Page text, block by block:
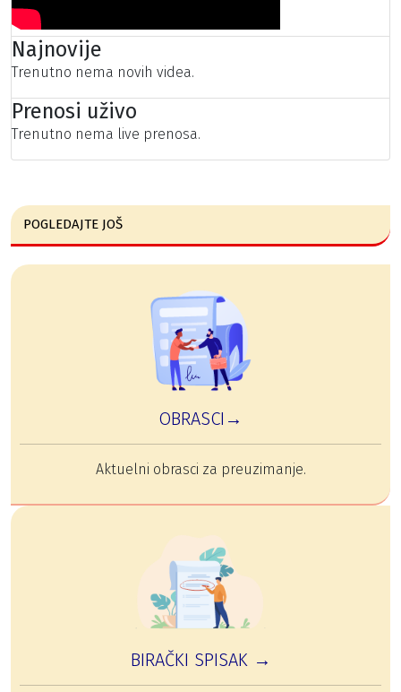
Najnovije
Trenutno nema novih videa.
Prenosi uživo
Trenutno nema live prenosa.
POGLEDAJTE JOŠ
OBRASCI→
Aktuelni obrasci za preuzimanje.
BIRAČKI SPISAK →